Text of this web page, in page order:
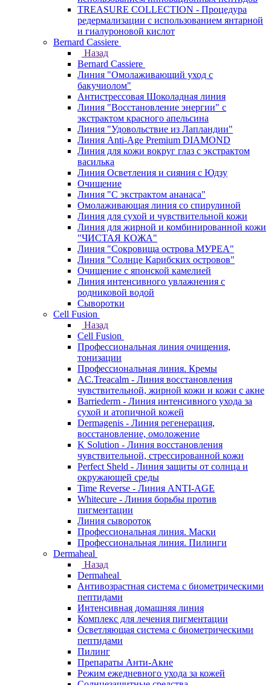
TREASURE COLLECTION - Процедура
редермализации с использованием янтарной
и гиалуроновой кислот
Bernard Cassiere
Назад
Bernard Cassiere
Линия "Омолаживающий уход с
бакучиолом"
Антистрессовая Шоколадная линия
Линия "Восстановление энергии" с
экстрактом красного апельсина
Линия "Удовольствие из Лапландии"
Линия Anti-Age Premium DIAMOND
Линия для кожи вокруг глаз с экстрактом
василька
Линия Осветления и сияния с Юдзу
Очищение
Линия "С экстрактом ананаса"
Омолаживающая линия со спирулиной
Линия для сухой и чувствительной кожи
Линия для жирной и комбинированной кожи
"ЧИСТАЯ КОЖА"
Линия "Сокровища острова МУРЕА"
Линия "Солнце Карибских островов"
Очищение с японской камелией
Линия интенсивного увлажнения с
родниковой водой
Сыворотки
Cell Fusion
Назад
Cell Fusion
Профессиональная линия очищения,
тонизации
Профессиональная линия. Кремы
AC.Treacalm - Линия восстановления
чувствительной, жирной кожи и кожи с акне
Barriederm - Линия интенсивного ухода за
сухой и атопичной кожей
Dermagenis - Линия регенерация,
восстановление, омоложение
K Solution - Линия восстановления
чувствительной, стрессированной кожи
Perfect Sheld - Линия защиты от солнца и
окружающей среды
Time Reverse - Линия ANTI-AGE
Whitecure - Линия борьбы против
пигментации
Линия сывороток
Профессиональная линия. Маски
Профессиональная линия. Пилинги
Dermaheal
Назад
Dermaheal
Антивозрастная система с биометрическими
пептидами
Интенсивная домашняя линия
Комплекс для лечения пигментации
Осветляющая система с биометрическими
пептидами
Пилинг
Препараты Анти-Акне
Режим ежедневного ухода за кожей